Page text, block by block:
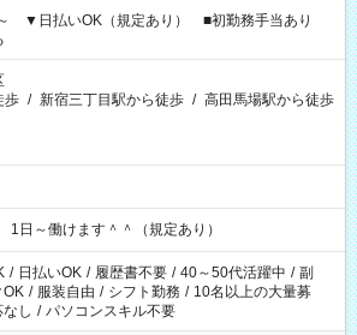
▼日払いOK（規定あり） ■初勤務手当あり
歩 / 新宿三丁目駅から徒歩 / 高田馬場駅から徒歩
日～働けます＾＾（規定あり）
/ 日払いOK / 履歴書不要 / 40～50代活躍中 / 副
OK / 服装自由 / シフト勤務 / 10名以上の大量募
し / パソコンスキル不要